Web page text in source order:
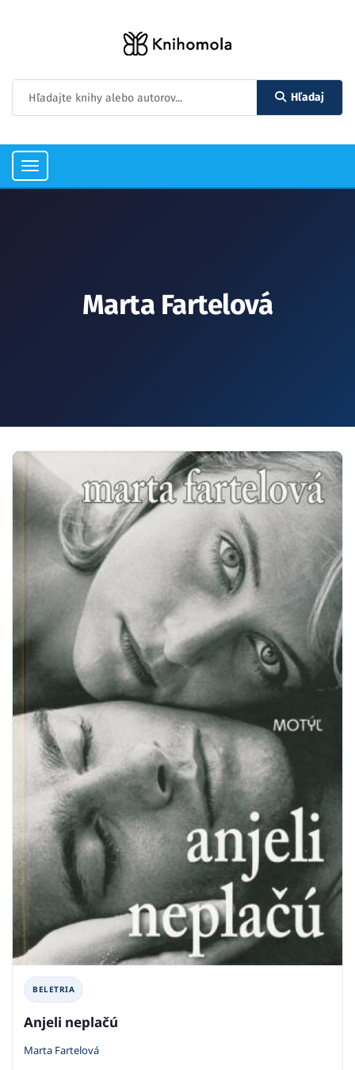
Hľadaj
Toggle
Marta Fartelová
BELETRIA
Anjeli neplačú
Marta Fartelová